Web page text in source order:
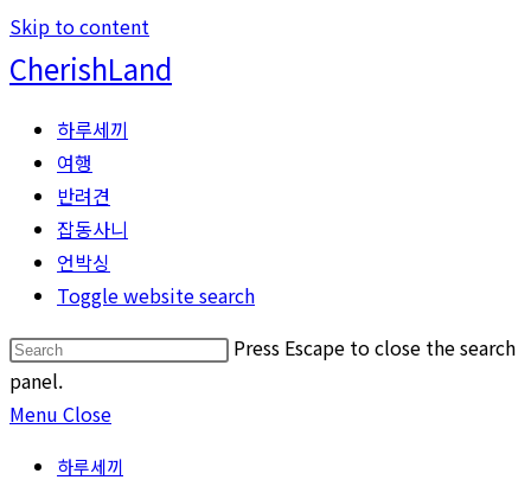
Skip to content
CherishLand
하루세끼
여행
반려견
잡동사니
언박싱
Toggle website search
Press Escape to close the search
panel.
Menu Close
하루세끼